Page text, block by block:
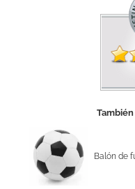
Balón de